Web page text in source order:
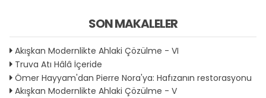
SON MAKALELER
Akışkan Modernlikte Ahlaki Çözülme - VI
Truva Atı Hâlâ İçeride
Ömer Hayyam'dan Pierre Nora'ya: Hafızanın restorasyonu
Akışkan Modernlikte Ahlaki Çözülme - V